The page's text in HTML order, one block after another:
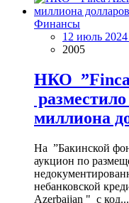
Финансы
12 июль 2024
2005
НКО
миллиона
На ”Бакинской
аукцион по
небанковской
Azerbaijan " с код...